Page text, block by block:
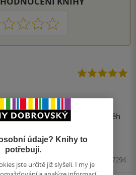
2 3 4 5
ztrátách a nadějích. Kniha je
zajišťují svižné čtení. Příběh
mě jen v tom, že člověk
rodině.
Kniha, MOTTO, 2020, 9788026717294
údaje? Knihy to
potřebují.
jste určitě již slyšeli. I my je